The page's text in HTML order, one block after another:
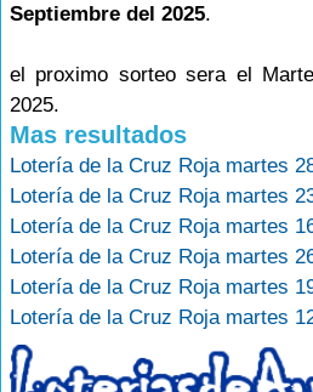
Septiembre del 2025.
el proximo sorteo sera el
2025.
Mas resultados
Lotería de la Cruz Roja martes
Lotería de la Cruz Roja martes
Lotería de la Cruz Roja martes
Lotería de la Cruz Roja martes
Lotería de la Cruz Roja martes
Lotería de la Cruz Roja martes